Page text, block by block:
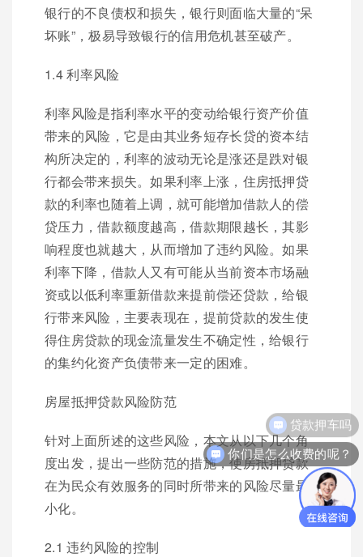
银行的不良债权和损失，银行则面临大量的“呆
坏账”，极易导致银行的信用危机甚至破产。
1.4 利率风险
利率风险是指利率水平的变动给银行资产价值
带来的风险，它是由其业务短存长贷的资本结
构所决定的，利率的波动无论是涨还是跌对银
行都会带来损失。如果利率上涨，住房抵押贷
款的利率也随着上调，就可能增加借款人的偿
贷压力，借款额度越高，借款期限越长，其影
响程度也就越大，从而增加了违约风险。如果
利率下降，借款人又有可能从当前资本市场融
资或以低利率重新借款来提前偿还贷款，给银
行带来风险，主要表现在，提前贷款的发生使
得住房贷款的现金流量发生不确定性，给银行
的集约化资产负债带来一定的困难。
房屋抵押贷款风险防范
针对上面所述的这些风险，本文从以下几个角
度出发，提出一些防范的措施，使房抵押贷款
在为民众有效服务的同时所带来的风险尽量最
小化。
2.1 违约风险的控制
贷款押车吗
你们是怎么收费的呢？